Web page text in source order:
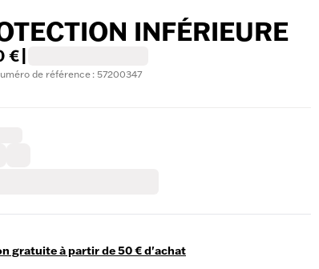
INFÉRIEURE
€
de référence : 57200347
gratuite à partir de 50 € d'achat